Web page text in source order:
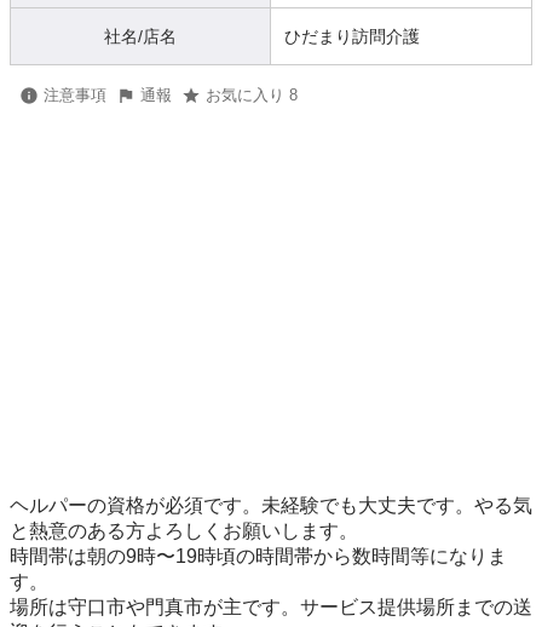
社名/店名 ひだまり訪問介護
注意事項 通報 お気に入り 8
ヘルパーの資格が必須です。未経験でも大丈夫です。やる気
と熱意のある方よろしくお願いします。
時間帯は朝の9時〜19時頃の時間帯から数時間等になりま
す。
場所は守口市や門真市が主です。サービス提供場所までの送